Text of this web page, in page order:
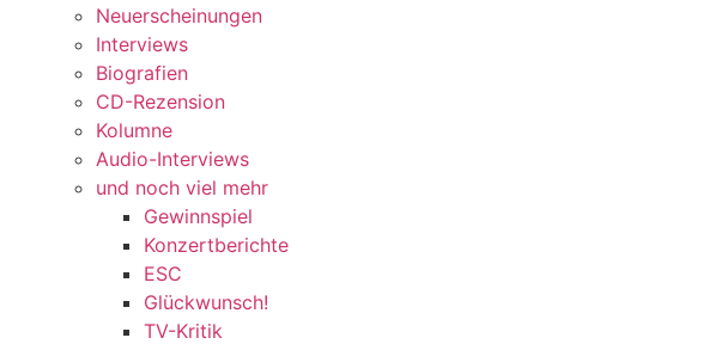
Neuerscheinungen
Interviews
Biografien
CD-Rezension
Kolumne
Audio-Interviews
und noch viel mehr
Gewinnspiel
Konzertberichte
ESC
Glückwunsch!
TV-Kritik